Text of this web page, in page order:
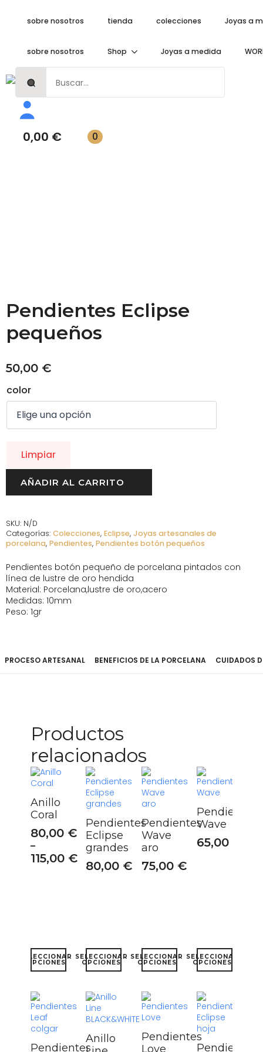
sobre nosotros tienda colecciones Joyas a
sobre nosotros Shop Joyas a medida
for:
0,00 € 0
Inicio
pequeños
Pendientes Eclipse
pequeños
50,00 €
color
Limpiar
AÑADIR AL CARRITO
SKU: N/D
Categorías: Colecciones, Eclipse, Joyas artesanales de
porcelana, Pendientes, Pendientes botón pequeños
Pendientes botón pequeño de porcelana pintados con
línea de lustre de oro hendida
Material: Porcelana,lustre de oro,acero
Medidas: 10mm
Peso: 1gr
PROCESO ARTESANAL BENEFICIOS DE LA PORCELANA CUIDADOS
Productos
relacionados
Anillo
Coral
80,00 €
–
115,00 €
SELECCIONAR
OPCIONES
Este
producto
tiene
variantes.
Las
opciones
se
pueden
Pendientes
Eclipse
grandes
80,00 €
SELECCIONAR
OPCIONES
Este
producto
tiene
variantes.
Las
opciones
pueden
Pendientes
Wave
aro
75,00 €
SELECCIONAR
OPCIONES
Este
producto
tiene
variantes.
Las
opciones
se
pueden
Pendientes
Wave
65,00
SELECCIONAR
OPCIONES
Este
producto
tiene
variantes.
Las
opciones
se
pueden
Pendientes
Anillo
Pendientes
Love
Pendientes